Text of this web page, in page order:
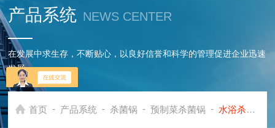
产品系统 NEWS CENTER
在发展中求生存，不断贴心，以良好信誉和科学的管理促进企业迅速
发展
首页 - 产品系统 - 杀菌锅 - 预制菜杀菌锅 - 水浴杀菌锅